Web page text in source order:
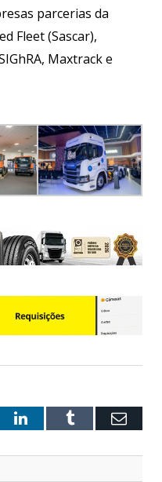
parcerias da
Fleet (Sascar),
Maxtrack e
LinkedInTumblr